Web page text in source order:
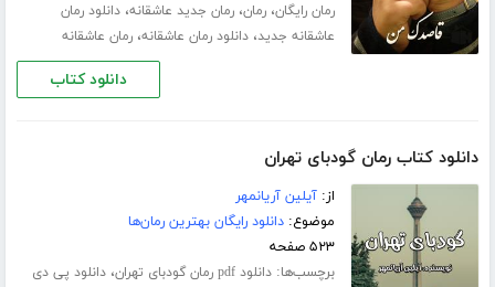
رمان رایگان،رمان،رمان جدید عاشقانه،دانلود رمان
عاشقانه جدید،دانلود رمان عاشقانه،رمان عاشقانه
دانلود کتاب
دانلود کتاب رمان گودبای تهران
از:آیلین آریانمهر
موضوع:دانلود رایگان بهترین رمان‌ها
۵۲۳ صفحه
برچسب‌ها:دانلود pdf رمان گودبای تهران ،دانلود پی دی